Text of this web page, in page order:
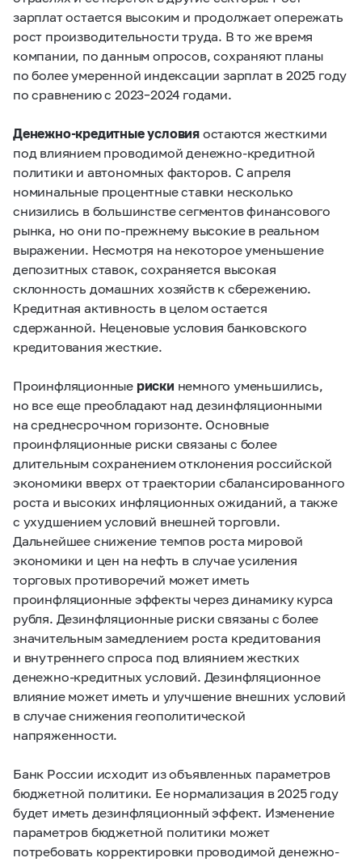
зарплат остается высоким и продолжает опережать
рост производительности труда. В то же время
компании, по данным опросов, сохраняют планы
по более умеренной индексации зарплат в 2025 году
по сравнению с2023–2024 годами.
Денежно-кредитные условия остаются жесткими
под влиянием проводимой денежно-кредитной
политики и автономных факторов. С апреля
номинальные процентные ставки несколько
снизились в большинстве сегментов финансового
рынка, но они по-прежнему высокие в реальном
выражении. Несмотря на некоторое уменьшение
депозитных ставок, сохраняется высокая
склонность домашних хозяйств к сбережению.
Кредитная активность в целом остается
сдержанной. Неценовые условия банковского
кредитования жесткие.
Проинфляционные риски немного уменьшились,
но все еще преобладают над дезинфляционными
на среднесрочном горизонте. Основные
проинфляционные риски связаны с более
длительным сохранением отклонения российской
экономики вверх от траектории сбалансированного
роста и высоких инфляционных ожиданий, а также
с ухудшением условий внешней торговли.
Дальнейшее снижение темпов роста мировой
экономики и цен на нефть в случае усиления
торговых противоречий может иметь
проинфляционные эффекты через динамику курса
рубля. Дезинфляционные риски связаны с более
значительным замедлением роста кредитования
и внутреннего спроса под влиянием жестких
денежно-кредитных условий. Дезинфляционное
влияние может иметь и улучшение внешних условий
в случае снижения геополитической
напряженности.
Банк России исходит из объявленных параметров
бюджетной политики. Ее нормализация в 2025 году
будет иметь дезинфляционный эффект. Изменение
параметров бюджетной политики может
потребовать корректировки проводимой денежно-